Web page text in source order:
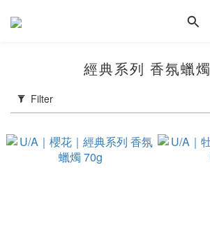
經典系列 香氛蠟燭
Filter